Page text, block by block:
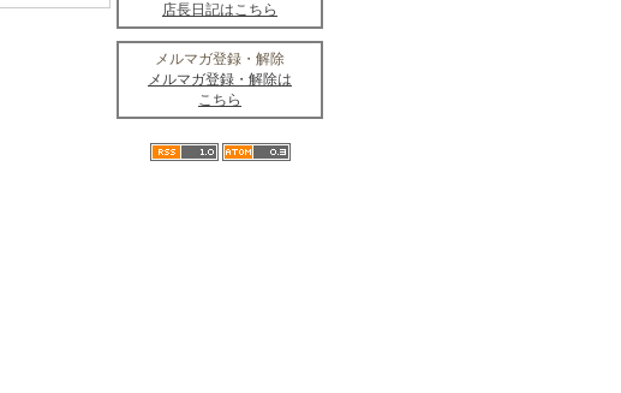
店長日記はこちら
メルマガ登録・解除
メルマガ登録・解除は
こちら